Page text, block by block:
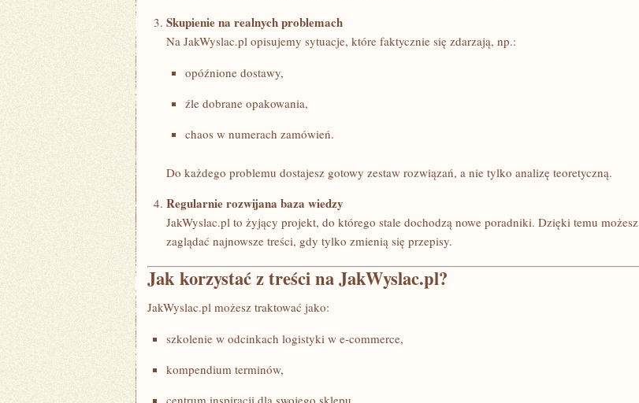
Skupienie na realnych problemach
Na JakWyslac.pl opisujemy sytuacje, które faktycznie się zdarzają, np.:
opóźnione dostawy,
źle dobrane opakowania,
chaos w numerach zamówień.
Do każdego problemu dostajesz gotowy zestaw rozwiązań, a nie tylko analizę teoretyczną.
Regularnie rozwijana baza wiedzy
JakWyslac.pl to żyjący projekt, do którego stale dochodzą nowe poradniki. Dzięki temu możesz
zaglądać najnowsze treści, gdy tylko zmienią się przepisy.
Jak korzystać z treści na JakWyslac.pl?
JakWyslac.pl możesz traktować jako:
szkolenie w odcinkach logistyki w e-commerce,
kompendium terminów,
centrum inspiracji dla swojego sklepu.